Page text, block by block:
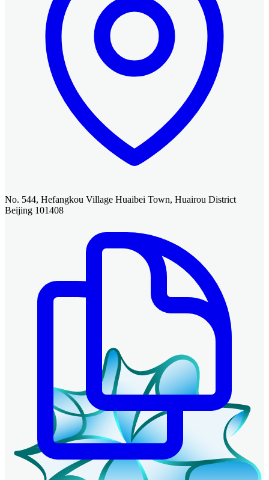
No. 544, Hefangkou Village Huaibei Town, Huairou District
Beijing 101408